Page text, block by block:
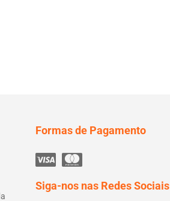
Formas de Pagamento
Siga-nos nas Redes Sociais